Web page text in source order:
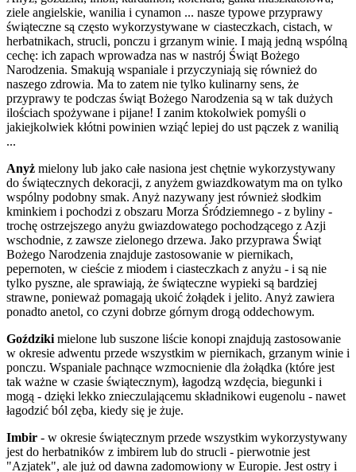
ziele angielskie, wanilia i cynamon ... nasze typowe przyprawy
świąteczne są często wykorzystywane w ciasteczkach, cistach, w
herbatnikach, strucli, ponczu i grzanym winie. I mają jedną wspólną
cechę: ich zapach wprowadza nas w nastrój Świąt Bożego
Narodzenia. Smakują wspaniale i przyczyniają się również do
naszego zdrowia. Ma to zatem nie tylko kulinarny sens, że
przyprawy te podczas świąt Bożego Narodzenia są w tak dużych
ilościach spożywane i pijane! I zanim ktokolwiek pomyśli o
jakiejkolwiek kłótni powinien wziąć lepiej do ust pączek z wanilią
...
Anyż mielony lub jako całe nasiona jest chętnie wykorzystywany
do świątecznych dekoracji, z anyżem gwiazdkowatym ma on tylko
wspólny podobny smak. Anyż nazywany jest również słodkim
kminkiem i pochodzi z obszaru Morza Śródziemnego - z byliny -
trochę ostrzejszego anyżu gwiazdowatego pochodzącego z Azji
wschodnie, z zawsze zielonego drzewa. Jako przyprawa Świąt
Bożego Narodzenia znajduje zastosowanie w piernikach,
pepernoten, w cieście z miodem i ciasteczkach z anyżu - i są nie
tylko pyszne, ale sprawiają, że świąteczne wypieki są bardziej
strawne, ponieważ pomagają ukoić żołądek i jelito. Anyż zawiera
ponadto anetol, co czyni dobrze górnym drogą oddechowym.
Goździki mielone lub suszone liście konopi znajdują zastosowanie
w okresie adwentu przede wszystkim w piernikach, grzanym winie i
ponczu. Wspaniale pachnące wzmocnienie dla żołądka (które jest
tak ważne w czasie świątecznym), łagodzą wzdęcia, biegunki i
mogą - dzięki lekko znieczulającemu składnikowi eugenolu - nawet
łagodzić ból zęba, kiedy się je żuje.
Imbir - w okresie świątecznym przede wszystkim wykorzystywany
jest do herbatników z imbirem lub do strucli - pierwotnie jest
"Azjatek", ale już od dawna zadomowiony w Europie. Jest ostry i